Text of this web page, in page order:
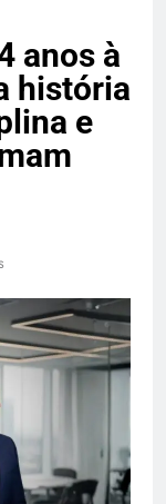
anos à
história
e